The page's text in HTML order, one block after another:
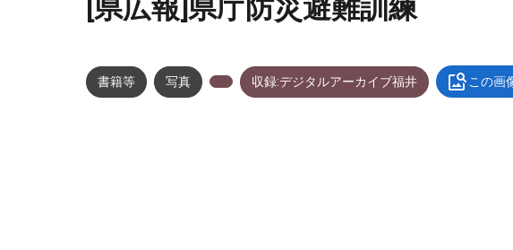
[県広報]県庁防災避難訓練
書籍等 写真 収録:デジタルアーカイブ福井 この画